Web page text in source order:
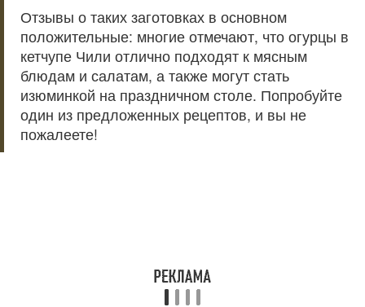
Отзывы о таких заготовках в основном
положительные: многие отмечают, что огурцы в
кетчупе Чили отлично подходят к мясным
блюдам и салатам, а также могут стать
изюминкой на праздничном столе. Попробуйте
один из предложенных рецептов, и вы не
пожалеете!